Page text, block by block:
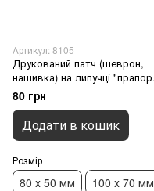
Артикул: 8105
Друкований патч (шеврон,
нашивка) на липучці "прапор
України", 70 х 40 мм
80 грн
Додати в кошик
Розмір
80 х 50 мм
100 х 70 мм